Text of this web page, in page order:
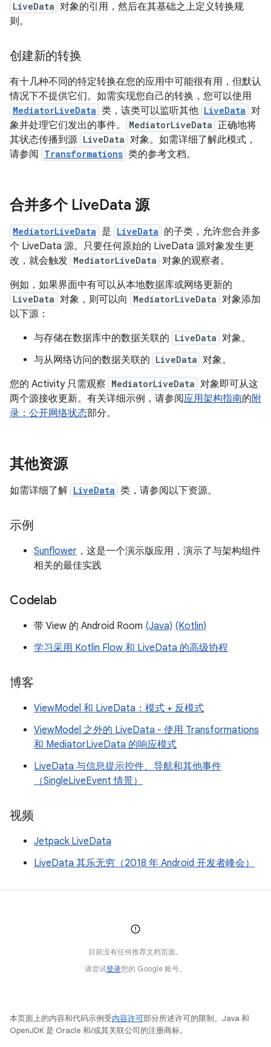
LiveData 对象的引用，然后在其基础之上定义转换规
则。
创建新的转换
有十几种不同的特定转换在您的应用中可能很有用，但默认
情况下不提供它们。如需实现您自己的转换，您可以使用
MediatorLiveData 类，该类可以监听其他 LiveData 对
象并处理它们发出的事件。
MediatorLiveData 正确地将
其状态传播到源 LiveData 对象。如需详细了解此模式，
请参阅
Transformations 类的参考文档。
合并多个 LiveData 源
MediatorLiveData 是 LiveData 的子类，允许您合并多
个 LiveData 源。只要任何原始的 LiveData 源对象发生更
改，就会触发 MediatorLiveData 对象的观察者。
例如，如果界面中有可以从本地数据库或网络更新的
LiveData 对象，则可以向 MediatorLiveData 对象添加
以下源：
与存储在数据库中的数据关联的 LiveData 对象。
与从网络访问的数据关联的 LiveData 对象。
您的 Activity 只需观察 MediatorLiveData 对象即可从这
两个源接收更新。有关详细示例，请参阅应用架构指南的附
录：公开网络状态部分。
其他资源
如需详细了解 LiveData 类，请参阅以下资源。
示例
Sunflower ，这是一个演示版应用，演示了与架构组件
相关的最佳实践
Codelab
带 View 的 Android Room (Java) (Kotlin)
学习采用 Kotlin Flow 和 LiveData 的高级协程
博客
ViewModel 和 LiveData：模式 + 反模式
ViewModel 之外的 LiveData - 使用 Transformations
和 MediatorLiveData 的响应模式
LiveData 与信息提示控件、导航和其他事件
（SingleLiveEvent 情景）
视频
Jetpack LiveData
LiveData 其乐无穷（2018 年 Android 开发者峰会）
目前没有任何推荐文档页面。
请尝试登录您的 Google 账号。
本页面上的内容和代码示例受内容许可部分所述许可的限制。Java 和
OpenJDK 是 Oracle 和/或其关联公司的注册商标。